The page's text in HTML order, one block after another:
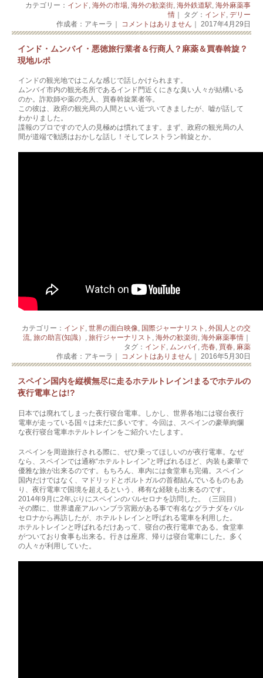
カテゴリー： インド 海外の市場, 海外の歓楽街, 海外鉄道駅 海外麻薬事
情｜ タグ： インド デリー
作成者：アキーラ｜
コメントはありません ｜ 2017年4月29日
インド・ムンバイ・悪徳旅行業者＆行商人？麻薬＆買春斡旋？
現地ルポ
インドの観光地ではこんな感じで話しかけられます。
ムンバイ市内の観光名所であるインド門近くにきな臭い人々が結構いる
のか。詐欺師や薬­­­の売人、買春斡旋業者等。
この彼は、政府の観光局の人間といい近づいてきましたが、嘘が話して
わかりました。
諜報のプロですので人の見極めは慣れてます。まず、政府の観光局の人
間が道端で勧誘は­­­おかしな話し！そしてレストラン斡旋とか。
カテゴリー： インド, 世界の面白映像, 国際ジャーナリスト , 外国人との交
流, 旅の助言(知識） , 旅行ジャーナリスト , 海外の歓楽街, 海外麻薬事情｜
タグ： インド, ムンバイ , 売春, 買春, 麻薬
作成者：アキーラ｜ コメントはありません ｜ 2016年5月30日
スペイン国内を縦横無尽に走るホテルトレイン!まるでホテルの
夜行電車とは!?
日本では廃れてしまった夜行寝台電車。しかし、世界各地には寝台夜行
電車が走っている­国々は未だに多いです。今回は、スペインの豪華絢爛
な夜行寝台電車ホテルトレインをご­紹介いたします。
スペインを周遊旅行される際に、ぜひ乗ってほしいのが夜行電車。なぜ
なら、スペインで­は通称“ホテルトレイン”と呼ばれるほど、内装も豪華で
優雅な旅が出来るのです。もち­ろん、車内には食堂車も完備。スペイン
国内だけではなく、マドリッドとポルトガルの首­都結んでいるものもあ
り、夜行電車で国境を超えるという、稀有な経験も出来るのです。
2014年9月に2年ぶりにスペインのバルセロナを訪問した。（三回目）
その際に、世界遺産ア­ルハンブラ宮殿がある事で有名なグラナダをバル
セロナから再訪­­したが、ホテルトレイン­と呼ばれる電車を利用した。
ホテルトレインと呼ばれるだけあって、寝台の夜行電車であ­る。食堂車
がついており食­­事も出来る。行きは座席、帰りは寝台電車にした。多く
の人々­が利用していた。